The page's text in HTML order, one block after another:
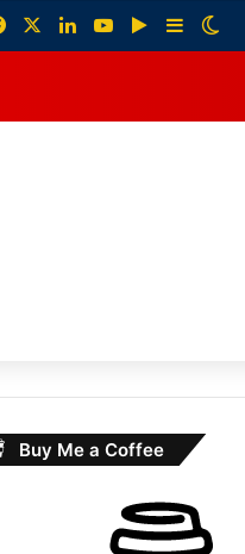
FacebookLinkedInYouTubeGoogle Play
Sidebar
Buy Me a Coffee